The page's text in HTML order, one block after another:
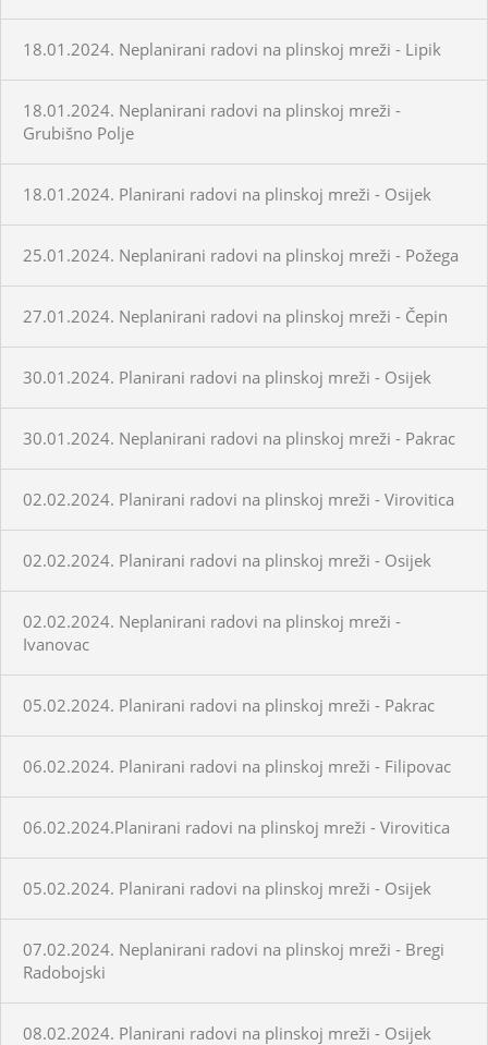
18.01.2024. Neplanirani radovi na plinskoj mreži - Lipik
18.01.2024. Neplanirani radovi na plinskoj mreži -
Grubišno Polje
18.01.2024. Planirani radovi na plinskoj mreži - Osijek
25.01.2024. Neplanirani radovi na plinskoj mreži - Požega
27.01.2024. Neplanirani radovi na plinskoj mreži - Čepin
30.01.2024. Planirani radovi na plinskoj mreži - Osijek
30.01.2024. Neplanirani radovi na plinskoj mreži - Pakrac
02.02.2024. Planirani radovi na plinskoj mreži - Virovitica
02.02.2024. Planirani radovi na plinskoj mreži - Osijek
02.02.2024. Neplanirani radovi na plinskoj mreži -
Ivanovac
05.02.2024. Planirani radovi na plinskoj mreži - Pakrac
06.02.2024. Planirani radovi na plinskoj mreži - Filipovac
06.02.2024.Planirani radovi na plinskoj mreži - Virovitica
05.02.2024. Planirani radovi na plinskoj mreži - Osijek
07.02.2024. Neplanirani radovi na plinskoj mreži - Bregi
Radobojski
08.02.2024. Planirani radovi na plinskoj mreži - Osijek